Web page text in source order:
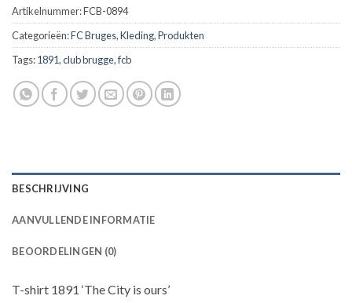
Artikelnummer:FCB-0894
Categorieën:FC Bruges,Kleding,Produkten
Tags:1891,club brugge,fcb
BESCHRIJVING
AANVULLENDE INFORMATIE
BEOORDELINGEN (0)
T-shirt 1891 ‘The City is ours’